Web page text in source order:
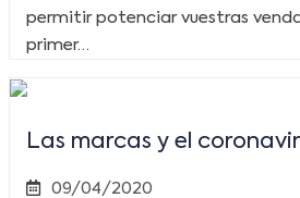
permitir potenciar vuestras
primer…
Las marcas y el
09/04/2020